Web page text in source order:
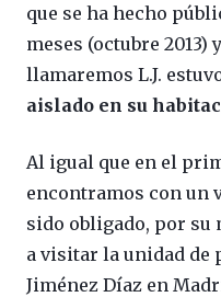
que se ha hecho
meses (octubre 2013)
llamaremos L.J.
aislado en su
Al igual que en el
encontramos con un
sido obligado, por su
a visitar la unidad de
Jiménez Díaz en